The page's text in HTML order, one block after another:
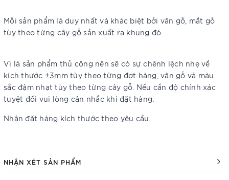
Mỗi sản phẩm là duy nhất và khác biệt bởi vân gỗ, mắt gỗ
tùy theo từng cây gỗ sản xuất ra khung đó.
Vì là sản phẩm thủ công nên sẽ có sự chênh lệch nhẹ về
kích thước ±3mm tùy theo từng đợt hàng, vân gỗ và màu
sắc đậm nhạt tùy theo từng cây gỗ. Nếu cần độ chính xác
tuyệt đối vui lòng cân nhắc khi đặt hàng.
Nhận đặt hàng kích thước theo yêu cầu.
NHẬN XÉT SẢN PHẨM